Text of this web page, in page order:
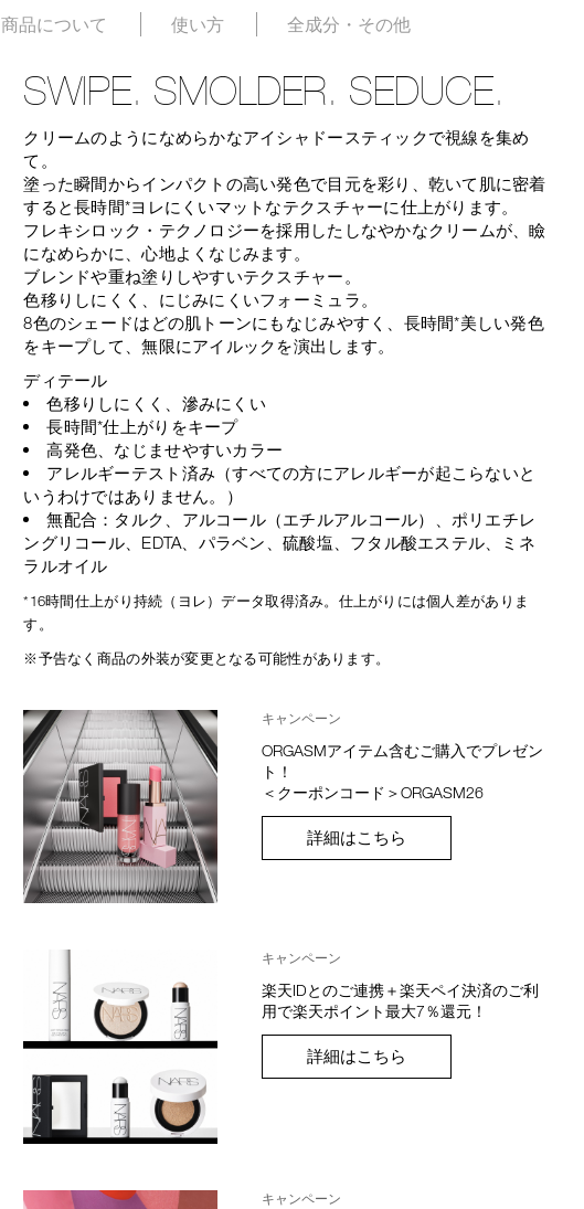
商品について 使い方 全成分・その他
SWIPE. SMOLDER. SEDUCE.
クリームのようになめらかなアイシャドースティックで視線を集め
て。
塗った瞬間からインパクトの高い発色で目元を彩り、乾いて肌に密着
すると長時間*ヨレにくいマットなテクスチャーに仕上がります。
フレキシロック・テクノロジーを採用したしなやかなクリームが、瞼
になめらかに、心地よくなじみます。
ブレンドや重ね塗りしやすいテクスチャー。
色移りしにくく、にじみにくいフォーミュラ。
8色のシェードはどの肌トーンにもなじみやすく、長時間*美しい発色
をキープして、無限にアイルックを演出します。
ディテール
色移りしにくく、滲みにくい
長時間*仕上がりをキープ
高発色、なじませやすいカラー
アレルギーテスト済み（すべての方にアレルギーが起こらないと
いうわけではありません。）
無配合：タルク、アルコール（エチルアルコール）、ポリエチレ
ングリコール、EDTA、パラベン、硫酸塩、フタル酸エステル、ミネ
ラルオイル
*16時間仕上がり持続（ヨレ）データ取得済み。仕上がりには個人差がありま
す。
※予告なく商品の外装が変更となる可能性があります。
キャンペーン
ORGASMアイテム含むご購入でプレゼン
ト！
＜クーポンコード＞ORGASM26
詳細はこちら
キャンペーン
楽天IDとのご連携＋楽天ペイ決済のご利
用で楽天ポイント最大7％還元！
詳細はこちら
キャンペーン